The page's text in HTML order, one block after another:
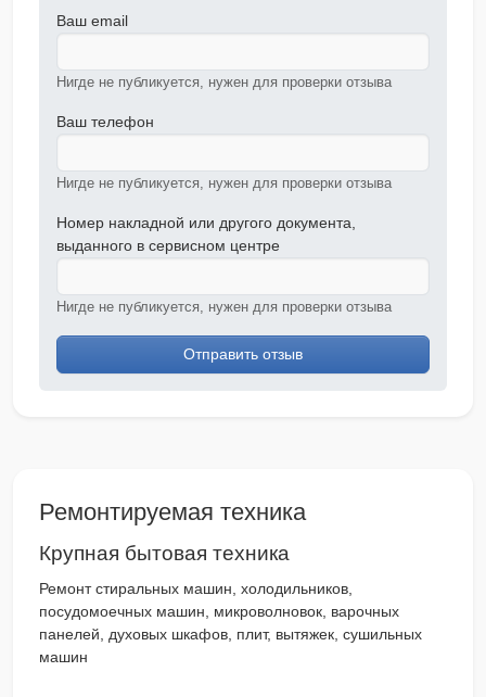
Ваш email
Нигде не публикуется, нужен для проверки отзыва
Ваш телефон
Нигде не публикуется, нужен для проверки отзыва
Номер накладной или другого документа,
выданного в сервисном центре
Нигде не публикуется, нужен для проверки отзыва
Отправить отзыв
Ремонтируемая техника
Крупная бытовая техника
Ремонт стиральных машин, холодильников,
посудомоечных машин, микроволновок, варочных
панелей, духовых шкафов, плит, вытяжек, сушильных
машин